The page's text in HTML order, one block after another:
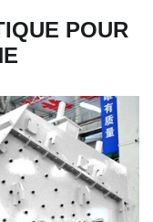
POUR